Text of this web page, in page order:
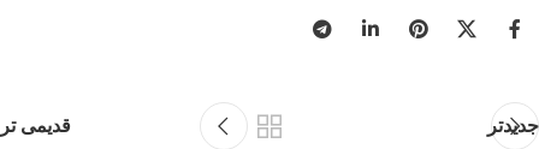
جدیدتر قدیمی تر